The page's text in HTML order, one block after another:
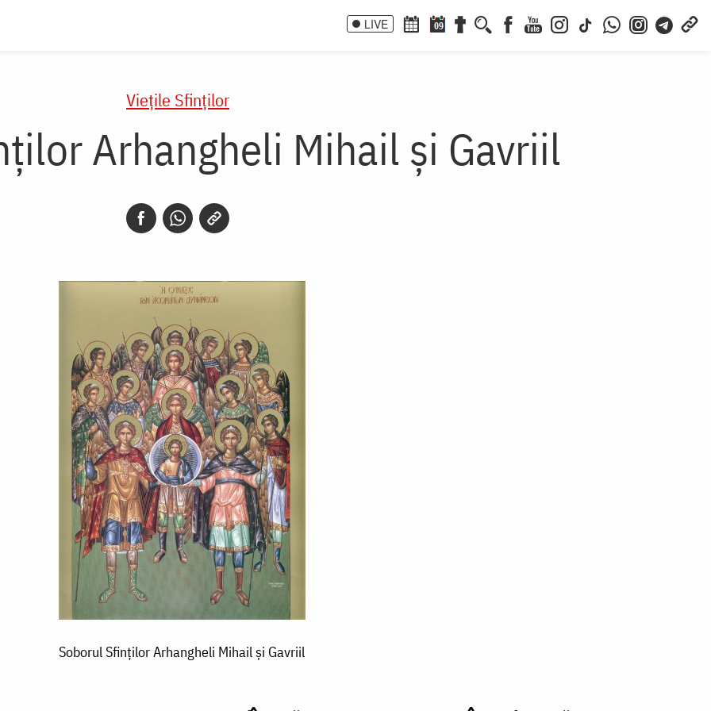
LIVE 09
Vieţile Sfinţilor
Arhangheli Mihail și Gavriil
Soborul Sfinților Arhangheli Mihail și Gavriil